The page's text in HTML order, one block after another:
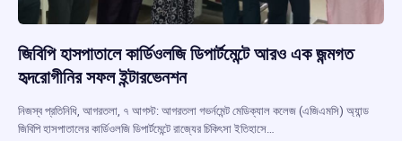
জিবিপি হাসপাতালে কার্ডিওলজি ডিপার্টমেন্টে আরও এক জন্মগত
হৃদরোগীনির সফল ইন্টারভেনশন
নিজস্ব প্রতিনিধি, আগরতলা, ৭ আগস্ট: আগরতলা গভর্নমেন্ট মেডিক্যাল কলেজ (এজিএমসি) অ্যান্ড
জিবিপি হাসপাতালের কার্ডিওলজি ডিপার্টমেন্টে রাজ্যের চিকিৎসা ইতিহাসে…